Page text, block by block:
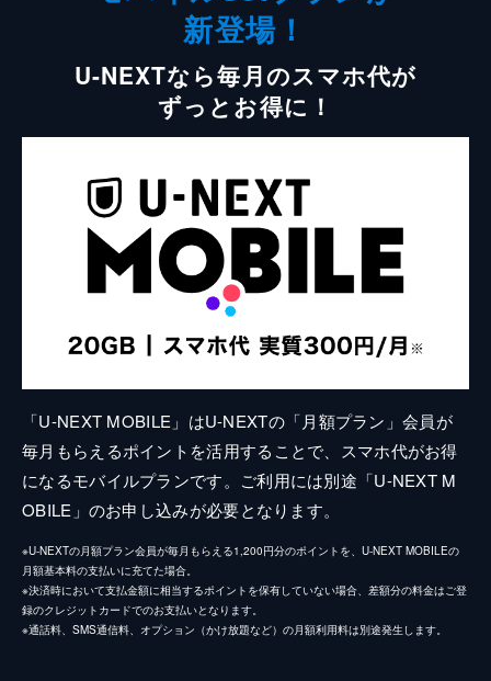
新登場！
U-NEXTなら毎月のスマホ代が
ずっとお得に！
「U-NEXT MOBILE」はU-NEXTの「月額プラン」会員が
毎月もらえるポイントを活用することで、スマホ代がお得
になるモバイルプランです。ご利用には別途「U-NEXT M
OBILE」のお申し込みが必要となります。
※U-NEXTの月額プラン会員が毎月もらえる1,200円分のポイントを、U-NEXT MOBILEの
月額基本料の支払いに充てた場合。
※決済時において支払金額に相当するポイントを保有していない場合、差額分の料金はご登
録のクレジットカードでのお支払いとなります。
※通話料、SMS通信料、オプション（かけ放題など）の月額利用料は別途発生します。